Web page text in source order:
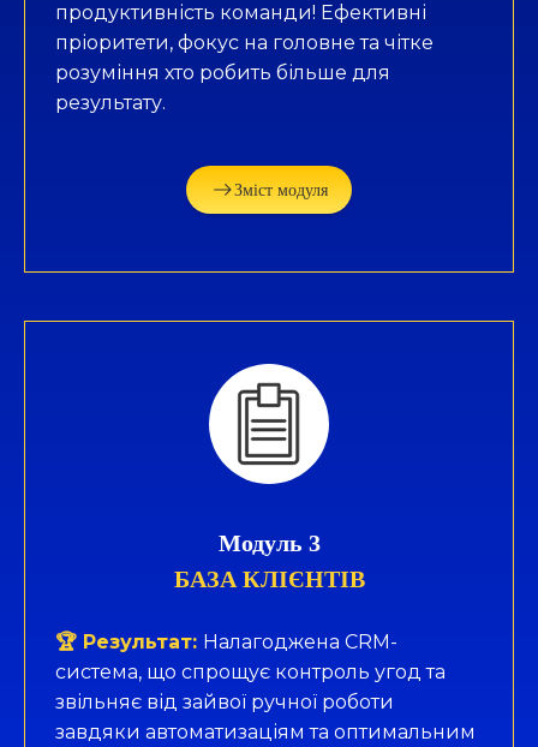
продуктивність команди! Ефективні
пріоритети, фокус на головне та чітке
розуміння хто робить більше для
результату.
Зміст модуля
Модуль 3
БАЗА КЛІЄНТІВ
🏆 Результат: Налагоджена CRM-
система, що спрощує контроль угод та
звільняє від зайвої ручної роботи
завдяки автоматизаціям та оптимальним